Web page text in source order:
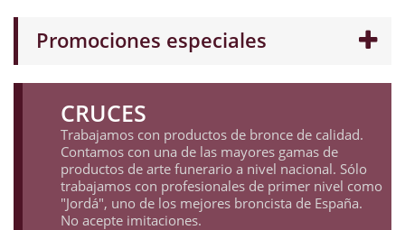
Promociones especiales
CRUCES
Trabajamos con productos de bronce de calidad.
Contamos con una de las mayores gamas de
productos de arte funerario a nivel nacional. Sólo
trabajamos con profesionales de primer nivel como
"Jordá", uno de los mejores broncista de España.
No acepte imitaciones.